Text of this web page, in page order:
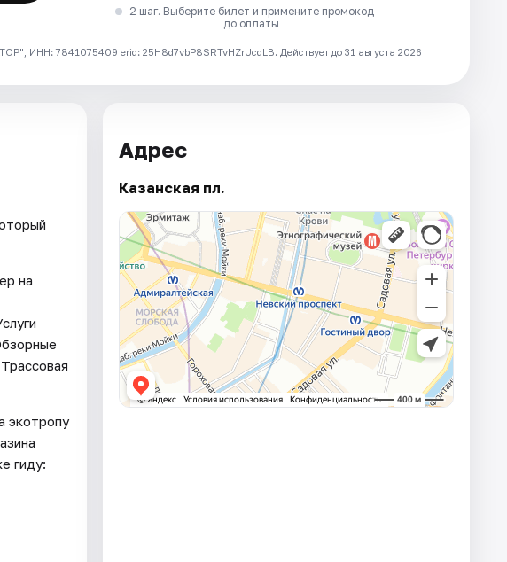
2 шаг. Выберите билет и примените промокод
до оплаты
ИНН: 7841075409 erid: 25H8d7vbP8SRTvHZrUcdLB. Действует до 31 августа 2026
на
экотропу
гиду:
Адрес
Казанская пл.